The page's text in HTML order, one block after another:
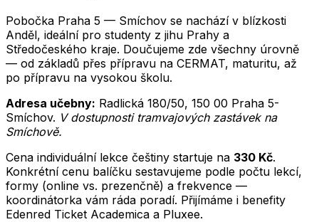
Pobočka Praha 5 — Smíchov se nachází v blízkosti
Anděl, ideální pro studenty z jihu Prahy a
Středočeského kraje. Doučujeme zde všechny úrovně
— od základů přes přípravu na CERMAT, maturitu, až
po přípravu na vysokou školu.
Adresa učebny: Radlická 180/50, 150 00 Praha 5-
Smíchov. V dostupnosti tramvajových zastávek na
Smíchově.
Cena individuální lekce češtiny startuje na 330 Kč.
Konkrétní cenu balíčku sestavujeme podle počtu lekcí,
formy (online vs. prezenčně) a frekvence —
koordinátorka vám ráda poradí. Přijímáme i benefity
Edenred Ticket Academica a Pluxee.